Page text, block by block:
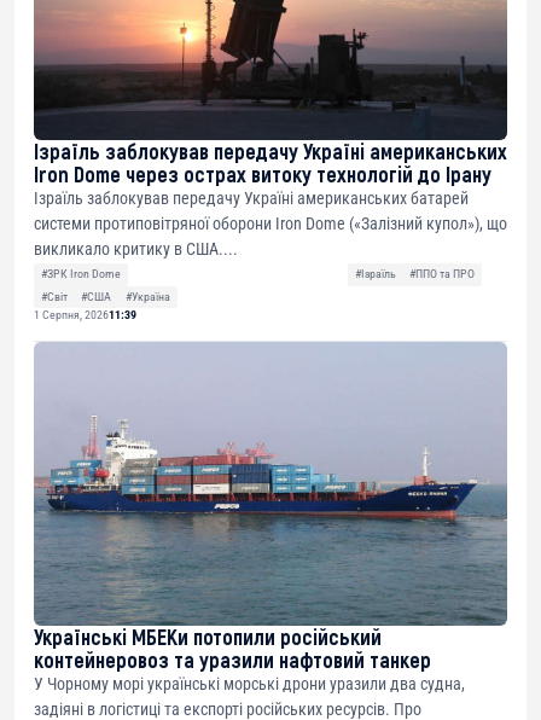
Ізраїль заблокував передачу Україні американських
Iron Dome через острах витоку технологій до Ірану
Ізраїль заблокував передачу Україні американських батарей
системи протиповітряної оборони Iron Dome («Залізний купол»), що
викликало критику в США....
#ЗРК Iron Dome #Ізраїль
#ППО та ПРО
#Світ
#США
#Україна
1 Серпня, 202611:39
Українські МБЕКи потопили російський
контейнеровоз та уразили нафтовий танкер
У Чорному морі українські морські дрони уразили два судна,
задіяні в логістиці та експорті російських ресурсів. Про